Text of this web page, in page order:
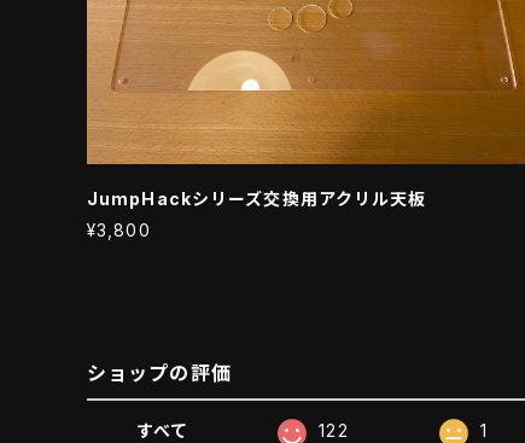
JumpHackシリーズ交換用アクリル天板
¥3,800
ショップの評価
すべて 122 1